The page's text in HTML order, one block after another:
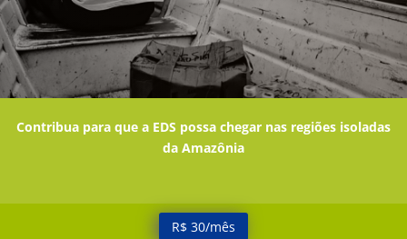
Contribua para que a EDS possa chegar nas regiões isoladas
da Amazônia
R$ 30/mês